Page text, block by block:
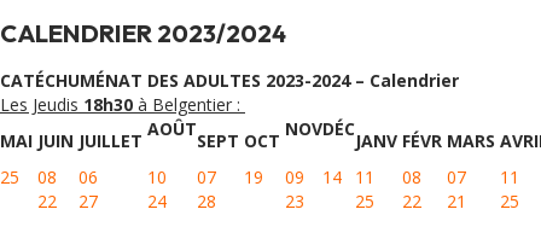
CALENDRIER 2023/2024
CATÉCHUMÉNAT DES ADULTES 2023-2024 – Calendrier
Les Jeudis 18h30 à Belgentier :
MAI JUIN JUILLET
AOÛT
SEPT OCT
NOVDÉC
JANV FÉVR MARS
25
08 06 10 07 19 09 14 11 08 07
11
22
27 24 28 23 25 22 21 25